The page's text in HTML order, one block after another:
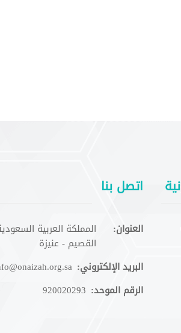
اتصل بنا
العنوان:
المملكة العربية
القصيم - عنيزة
البريد الإلكتروني:
الرقم الموحد: 920020293